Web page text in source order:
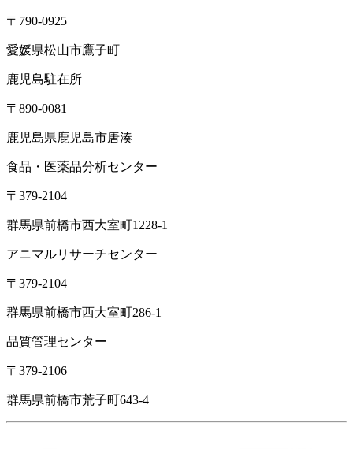
〒790-0925
愛媛県松山市鷹子町
鹿児島駐在所
〒890-0081
鹿児島県鹿児島市唐湊
食品・医薬品分析センター
〒379-2104
群馬県前橋市西大室町1228-1
アニマルリサーチセンター
〒379-2104
群馬県前橋市西大室町286-1
品質管理センター
〒379-2106
群馬県前橋市荒子町643-4